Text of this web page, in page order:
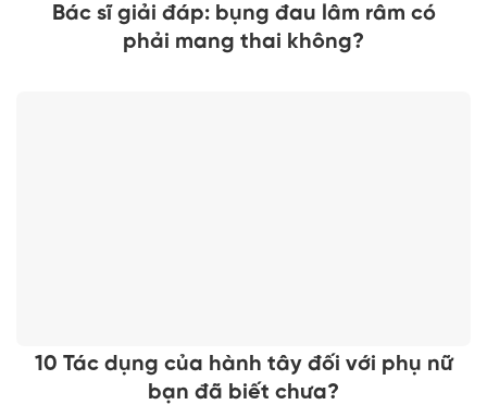
Bác sĩ giải đáp: bụng đau lâm râm có
phải mang thai không?
10 Tác dụng của hành tây đối với phụ nữ
bạn đã biết chưa?